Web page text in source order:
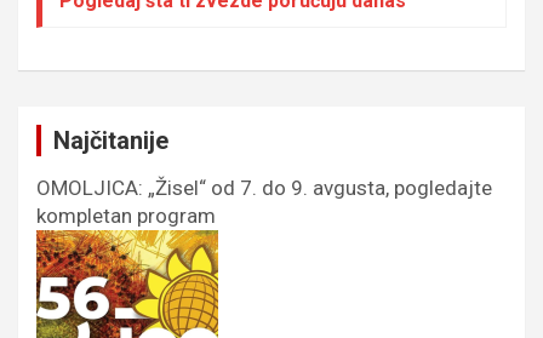
Najčitanije
OMOLJICA: „Žisel“ od 7. do 9. avgusta, pogledajte
kompletan program